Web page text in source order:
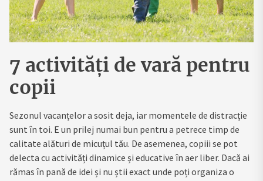
7 activități de vară pentru
copii
Sezonul vacanțelor a sosit deja, iar momentele de distracție
sunt în toi. E un prilej numai bun pentru a petrece timp de
calitate alături de micuțul tău. De asemenea, copiii se pot
delecta cu activități dinamice și educative în aer liber. Dacă ai
rămas în pană de idei și nu știi exact unde poți organiza o